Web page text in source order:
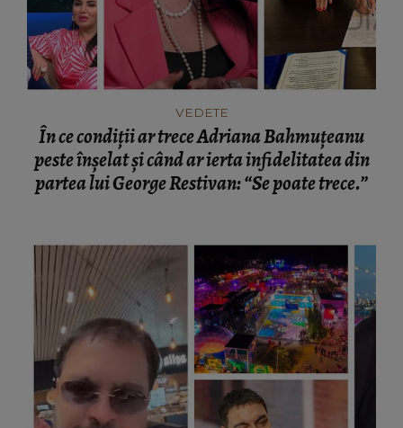
VEDETE
În ce condiții ar trece Adriana Bahmuțeanu
peste înșelat și când ar ierta infidelitatea din
partea lui George Restivan: “Se poate trece.”